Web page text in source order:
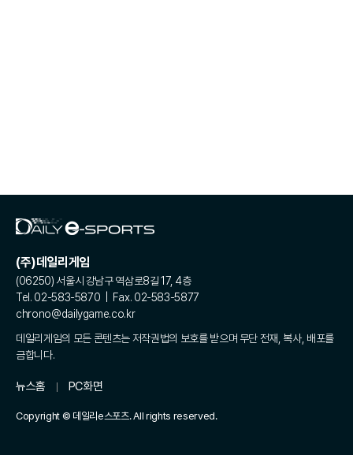
(주)데일리게임
(06250) 서울시 강남구 역삼로8길 17, 4층
Tel. 02-583-5870 | Fax. 02-583-5877
chrono@dailygame.co.kr
데일리게임의 모든 콘텐츠는 저작권법의 보호를 받으며 무단 전재, 복사, 배포를
금합니다.
뉴스홈 PC화면
Copyright © 데일리e스포츠. All rights reserved.